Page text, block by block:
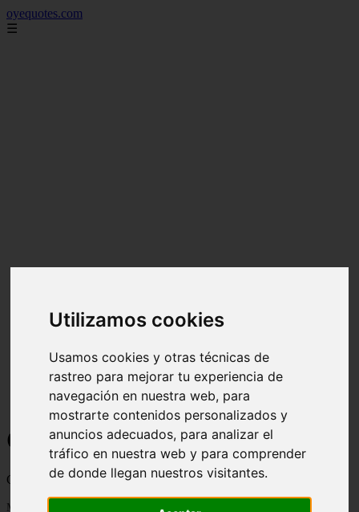
Utilizamos cookies
Usamos cookies y otras técnicas de
rastreo para mejorar tu experiencia de
navegación en nuestra web, para
mostrarte contenidos personalizados y
anuncios adecuados, para analizar el
tráfico en nuestra web y para comprender
de donde llegan nuestros visitantes.
oyequotes.com
☰
Curiosidades y Sabias que
Cosas curiosas, curiosidades, noticias impactantes y mucho mas
Mostrando 1 - 24 de 2838 artículos